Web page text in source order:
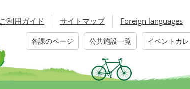
ご利用ガイド サイトマップ Foreign languages
各課のページ 公共施設一覧 イベントカ